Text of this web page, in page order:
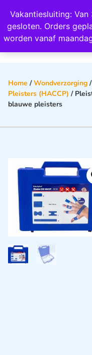
Vakantiesluiting:
gesloten. Orders
worden vanaf
Wij
Home /Wondverzorging /
Pleisters (HACCP) /
blauwe pleisters